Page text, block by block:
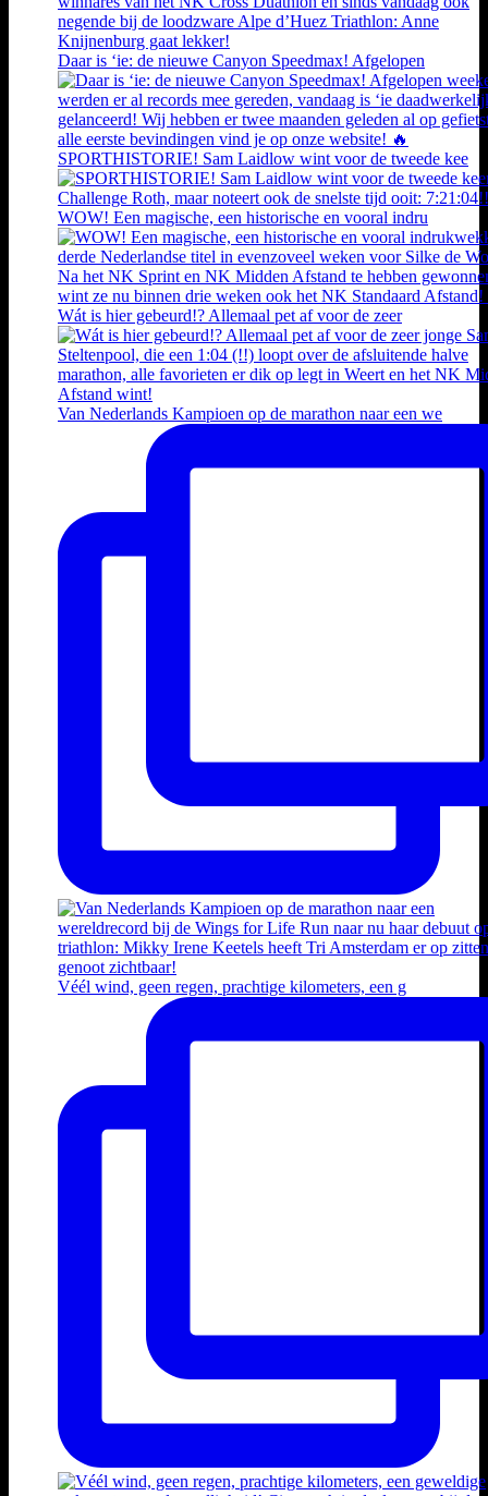
Daar is ‘ie: de nieuwe Canyon Speedmax! Afgelopen
SPORTHISTORIE! Sam Laidlow wint voor de tweede kee
WOW! Een magische, een historische en vooral indru
Wát is hier gebeurd!? Allemaal pet af voor de zeer
Van Nederlands Kampioen op de marathon naar een we
Véél wind, geen regen, prachtige kilometers, een g